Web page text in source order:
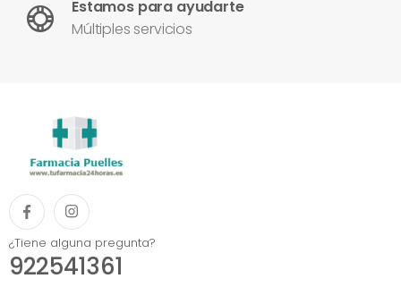
Estamos para ayudarte
Múltiples servicios
¿Tiene alguna pregunta?
922541361